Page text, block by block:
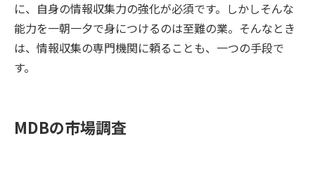
に、自身の情報収集力の強化が必須です。しかしそんな
能力を一朝一夕で身につけるのは至難の業。そんなとき
は、情報収集の専門機関に頼ることも、一つの手段で
す。
MDBの市場調査